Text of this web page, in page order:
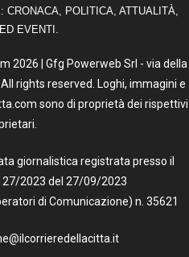
POLITICA, ATTUALITÀ,
EVENTI.
2026 | Gfg Powerweb Srl - via della
rights reserved. Loghi, immagini e
sono di proprietà dei rispettivi
giornalistica registrata presso il
2023 del 27/09/2023
di Comunicazione) n. 35621